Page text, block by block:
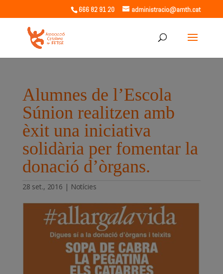
666 82 91 20 administracio@amth.cat
Alumnes de l’Escola
Súnion realitzen amb
èxit una iniciativa
solidària per fomentar la
donació d’òrgans.
28 set., 2016 | Notícies